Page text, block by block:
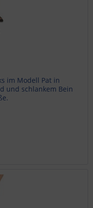
im Modell Pat in
und schlankem Bein